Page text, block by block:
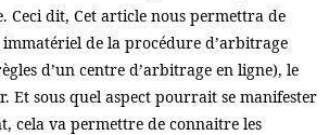
Ceci dit, Cet article nous permettra de
de la procédure d’arbitrage
d’un centre d’arbitrage en ligne), le
Et sous quel aspect pourrait se manifester
cela va permettre de connaitre les